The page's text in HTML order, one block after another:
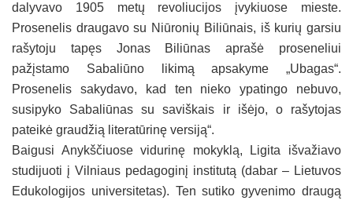
dalyvavo 1905 metų revoliucijos įvykiuose mieste.
Prosenelis draugavo su Niūronių Biliūnais, iš kurių garsiu
rašytoju tapęs Jonas Biliūnas aprašė proseneliui
pažįstamo Sabaliūno likimą apsakyme „Ubagas“.
Prosenelis sakydavo, kad ten nieko ypatingo nebuvo,
susipyko Sabaliūnas su saviškais ir išėjo, o rašytojas
pateikė graudžią literatūrinę versiją“.
Baigusi Anykščiuose vidurinę mokyklą, Ligita išvažiavo
studijuoti į Vilniaus pedagoginį institutą (dabar – Lietuvos
Edukologijos universitetas). Ten sutiko gyvenimo draugą